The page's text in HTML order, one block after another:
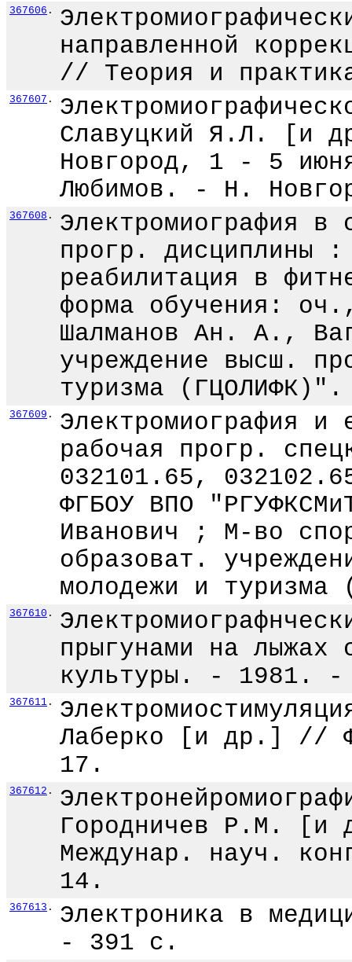
367606 .
направленной
// Теория и
367607 .
Славуцкий Я.Л. [и
Новгород, 1 - 5
Любимов. - Н.
367608 .
Электромиография
прогр. дисциплины
реабилитация в
форма обучения:
Шалманов Ан. А.,
учреждение высш.
туризма
367609 .
Электромиография
рабочая прогр.
032101.65,
ФГБОУ ВПО
Иванович ; М-во
образоват.
молодежи и
367610 .
прыгунами на
культуры. -
367611 .
Лаберко [и др.] //
17.
367612 .
Городничев Р.М. [и
Междунар. науч.
14.
367613 .
Электроника в
- 391 с.